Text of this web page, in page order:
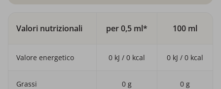
Valori nutrizionali per 0,5 ml* 100 ml
Valore energetico 0 kJ / 0 kcal 0 kJ / 0 kcal
Grassi 0 g 0 g